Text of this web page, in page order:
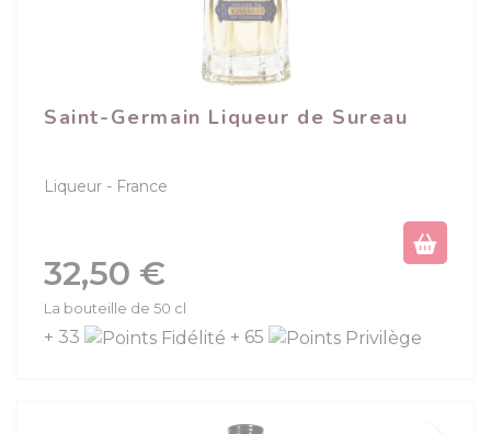
Saint-Germain Liqueur de Sureau
Liqueur France
Prix
32,50 €
La bouteille de 50 cl
+ 33 + 65